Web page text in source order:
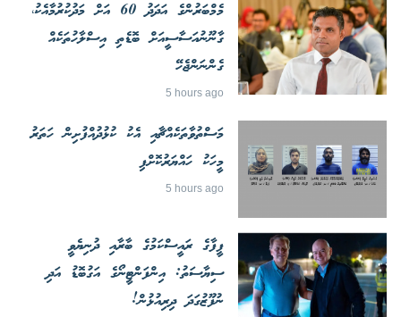
މެމްބަރުންގެ އަދަދު 60 އަށް މަދުކުރުމާއެކު،
ގާނޫނުއަސާސީއަށް ބޮޑެތި އިސްލާހުތަކެއް
ގެންނަންޖެހޭ
5 hours ago
މަސްތުވާތަކެއްޗާއި އެކު ކުޅުދުއްފުށިން ހަތަރު
މީހަކު ހައްޔަރުކޮށްފި
5 hours ago
ފީފާގެ ރައީސްކަމުގެ ބާރާއި ދުނިޔެވީ
ސިޔާސަތު: އިންފަންޓީނޯގެ އަގުބޮޑު އަދި
ނުފޫޒުގަދަ ދިރިއުޅުން!